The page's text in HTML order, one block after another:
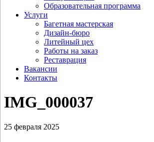
Образовательная программа
Услуги
Багетная мастерская
Дизайн-бюро
Литейный цех
Работы на заказ
Реставрация
Вакансии
Контакты
IMG_000037
25 февраля 2025